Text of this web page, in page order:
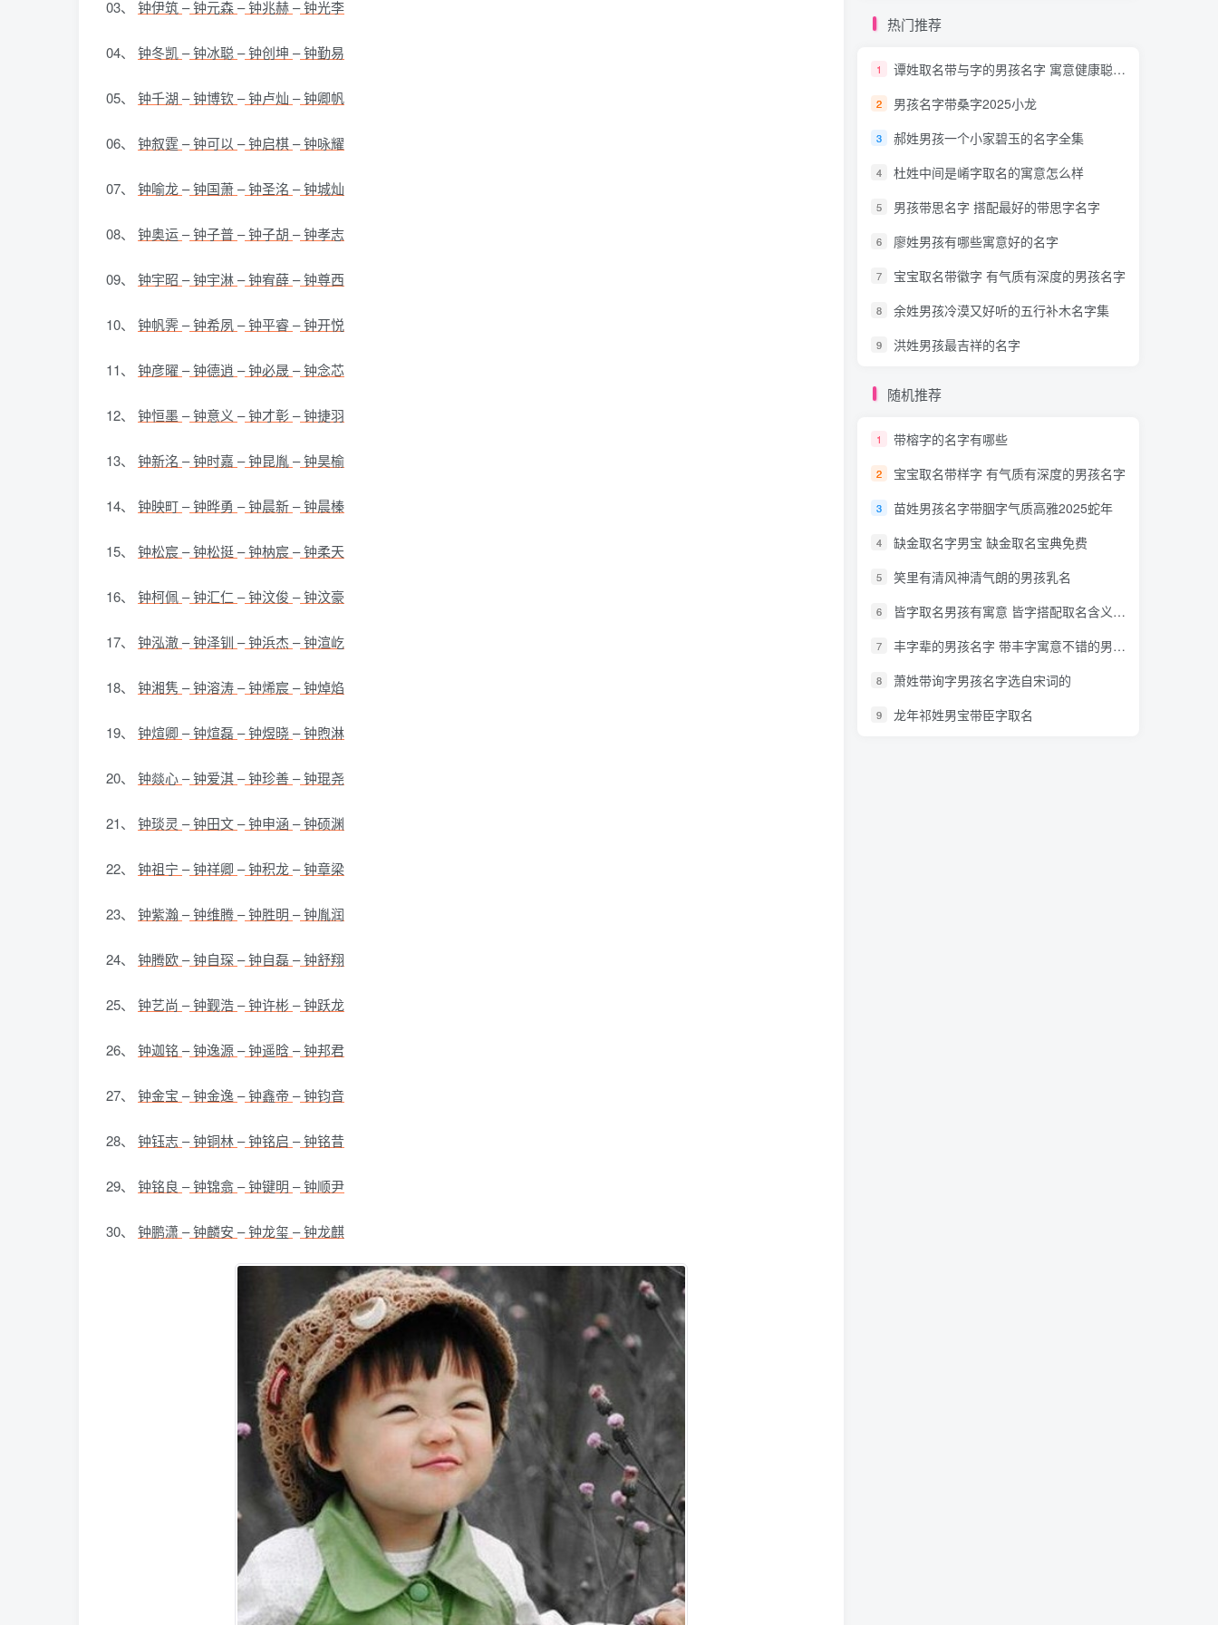
03、 钟伊筑 –钟元森–钟兆赫–钟光李
04、 钟冬凯 –钟冰聪 –钟创坤 –钟勤易
05、 钟千湖 –钟博钦–钟卢灿 –钟卿帆
06、 钟叙霆 –钟可以 –钟启棋–钟咏耀
07、 钟喻龙–钟国萧–钟圣洺 –钟城灿
08、 钟奥运–钟子普–钟子胡 –钟孝志
09、 钟宇昭 –钟宇淋–钟宥薛–钟尊西
10、 钟帆霁 –钟希夙–钟平睿 –钟开悦
11、 钟彦曜 –钟德逍 –钟必晟–钟念芯
12、 钟恒墨 –钟意义 –钟才彰–钟捷羽
13、 钟新洺 –钟时嘉 –钟昆胤–钟昊榆
14、 钟映町–钟晔勇 –钟晨新–钟晨榛
15、 钟松宸 –钟松挺–钟枘宸 –钟柔天
16、 钟柯佩–钟汇仁 –钟汶俊 –钟汶豪
17、 钟泓澈–钟泽钏 –钟浜杰 –钟渲屹
18、 钟湘隽 –钟溶涛–钟烯宸 –钟焯焰
19、 钟煊卿 –钟煊磊–钟煜晓–钟煦淋
20、 钟燚心–钟爱淇–钟珍善–钟琨尧
21、 钟琰灵 –钟田文–钟申涵 –钟硕渊
22、 钟祖宁 –钟祥卿 –钟积龙–钟章梁
23、 钟紫瀚–钟维腾–钟胜明 –钟胤润
24、 钟腾欧–钟自琛 –钟自磊–钟舒翔
25、 钟艺尚 –钟觐浩–钟许彬 –钟跃龙
26、 钟迦铭 –钟逸源–钟遥晗–钟邦君
27、 钟金宝 –钟金逸–钟鑫帝 –钟钧音
28、 钟钰志–钟铜林–钟铭启 –钟铭昔
29、 钟铭良 –钟锦翕–钟键明 –钟顺尹
30、 钟鹏潇–钟麟安 –钟龙玺 –钟龙麒
热门推荐
1 谭姓取名带与字的男孩名字 寓意健康聪明免费
2 男孩名字带桑字2025小龙
3 郝姓男孩一个小家碧玉的名字全集
4 杜姓中间是崤字取名的寓意怎么样
5 男孩带思名字 搭配最好的带思字名字
6 廖姓男孩有哪些寓意好的名字
7 宝宝取名带徽字 有气质有深度的男孩名字
8 余姓男孩冷漠又好听的五行补木名字集
9 洪姓男孩最吉祥的名字
随机推荐
1 带榕字的名字有哪些
2 宝宝取名带样字 有气质有深度的男孩名字
3 苗姓男孩名字带胭字气质高雅2025蛇年
4 缺金取名字男宝 缺金取名宝典免费
5 笑里有清风神清气朗的男孩乳名
6 皆字取名男孩有寓意 皆字搭配取名含义最好的名字十分大气
7 丰字辈的男孩名字 带丰字寓意不错的男孩名字十分大气
8 萧姓带询字男孩名字选自宋词的
9 龙年祁姓男宝带臣字取名